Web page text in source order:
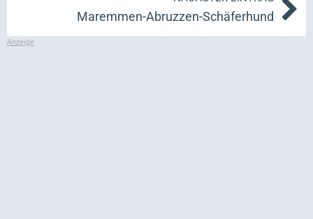
Maremmen-Abruzzen-Schäferhund